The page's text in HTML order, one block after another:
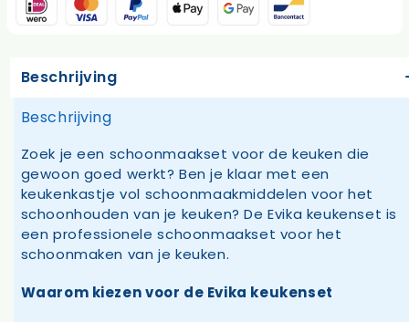
Beschrijving
Beschrijving
Zoek je een schoonmaakset voor de keuken die
gewoon goed werkt? Ben je klaar met een
keukenkastje vol schoonmaakmiddelen voor het
schoonhouden van je keuken? De Evika keukenset is
een professionele schoonmaakset voor het
schoonmaken van je keuken.
Waarom kiezen voor de Evika keukenset